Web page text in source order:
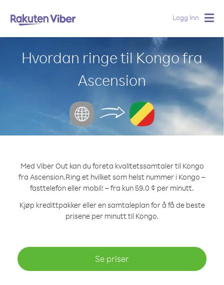
Logg Inn
Hvordan ringe til Kongo fra
Ascension
Med Viber Out kan du foreta kvalitetssamtaler til Kongo
fra Ascension.Ring et hvilket som helst nummer i Kongo –
fasttelefon eller mobil! – fra kun 59.0 ¢ per minutt.
Kjøp kredittpakker eller en samtaleplan for å få de beste
prisene per minutt til Kongo.
Se priser